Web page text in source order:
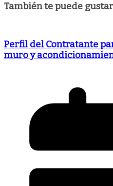
También te puede gustar
Perfil del Contratante
muro y